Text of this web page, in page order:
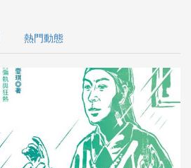
熱門動態